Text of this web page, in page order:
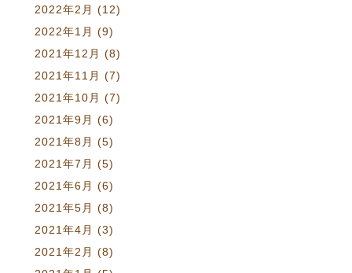
2022年2月 (12)
2022年1月 (9)
2021年12月 (8)
2021年11月 (7)
2021年10月 (7)
2021年9月 (6)
2021年8月 (5)
2021年7月 (5)
2021年6月 (6)
2021年5月 (8)
2021年4月 (3)
2021年2月 (8)